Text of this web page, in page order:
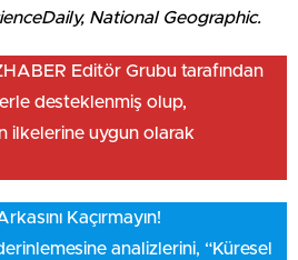
National Geographic.
Editör Grubu tarafından
desteklenmiş olup,
ilkelerine uygun olarak
Kaçırmayın!
analizlerini, “Küresel